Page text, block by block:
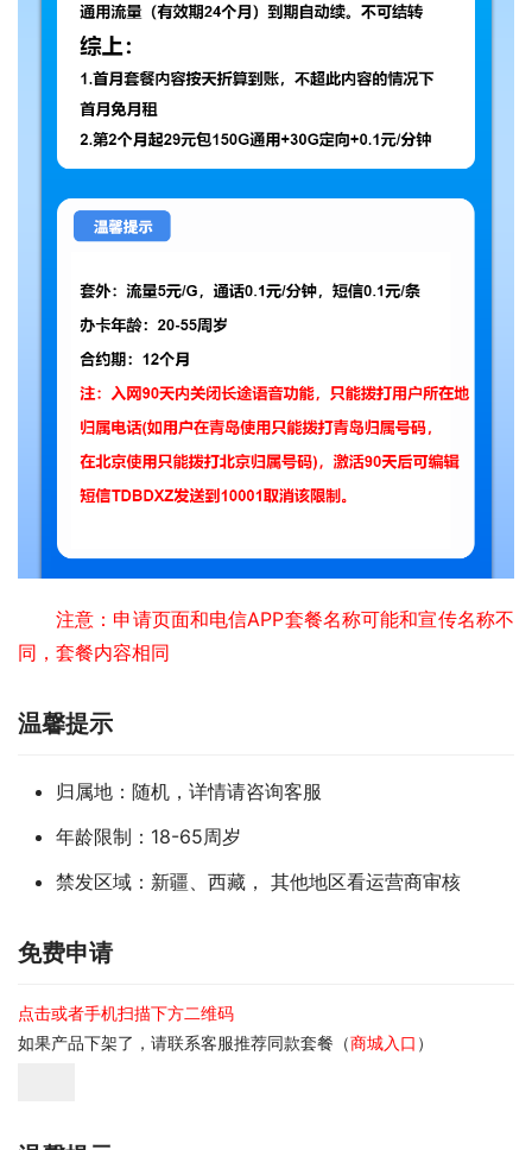
注意：申请页面和电信APP套餐名称可能和宣传名称不
同，套餐内容相同
温馨提示
归属地：随机，详情请咨询客服
年龄限制：18-65周岁
禁发区域：新疆、西藏， 其他地区看运营商审核
免费申请
点击或者手机扫描下方二维码
如果产品下架了，请联系客服推荐同款套餐（商城入口 ）